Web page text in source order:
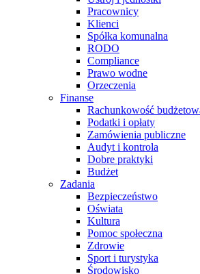
Pracownicy
Klienci
Spółka komunalna
RODO
Compliance
Prawo wodne
Orzeczenia
Finanse
Rachunkowość
Podatki i opłaty
Zamówienia publiczne
Audyt i kontrola
Dobre praktyki
Budżet
Zadania
Bezpieczeństwo
Oświata
Kultura
Pomoc społeczna
Zdrowie
Sport i turystyka
Środowisko